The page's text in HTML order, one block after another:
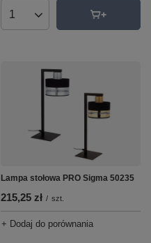
Ilość produktów
Lampa stołowa PRO Sigma 50235
215,25 zł / szt.
+ Dodaj do porównania